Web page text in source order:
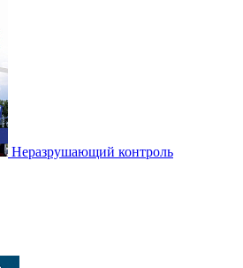
Неразрушающий контроль